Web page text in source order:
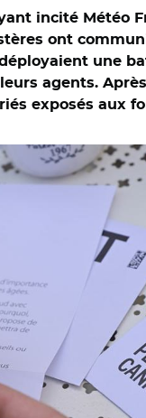
incité Météo
ont
une
agents.
exposés aux